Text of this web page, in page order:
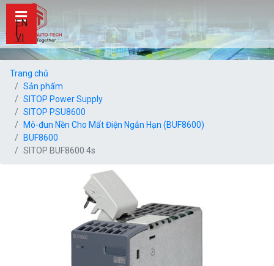
EN
VI
Trang chủ
Sản phẩm
SITOP Power Supply
SITOP PSU8600
Mô-đun Nền Cho Mất Điện Ngắn Hạn (BUF8600)
BUF8600
SITOP BUF8600 4s